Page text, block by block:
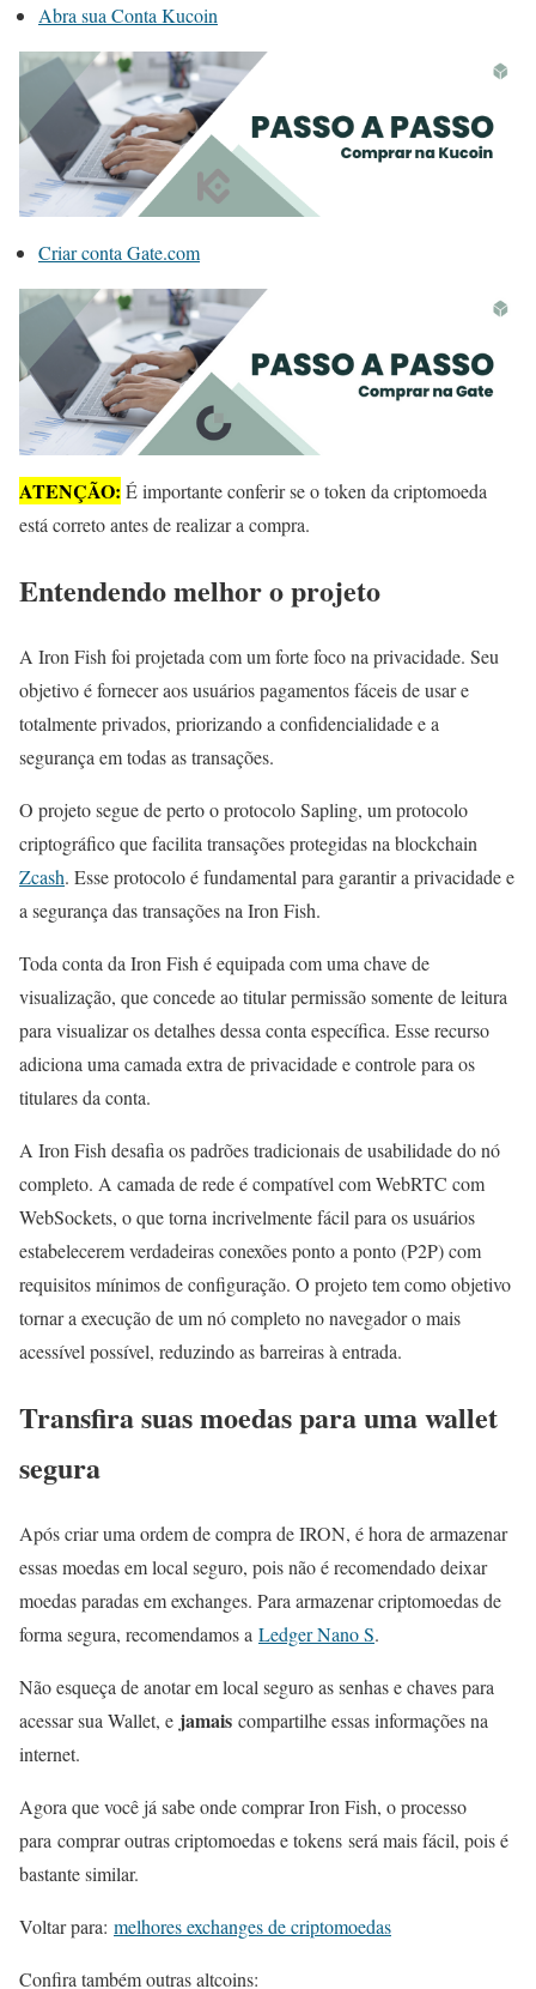
Abra sua Conta Kucoin
Criar conta Gate.com
ATENÇÃO: É importante conferir se o token da criptomoeda
está correto antes de realizar a compra.
Entendendo melhor o projeto
A Iron Fish foi projetada com um forte foco na privacidade. Seu
objetivo é fornecer aos usuários pagamentos fáceis de usar e
totalmente privados, priorizando a confidencialidade e a
segurança em todas as transações.
O projeto segue de perto o protocolo Sapling, um protocolo
criptográfico que facilita transações protegidas na blockchain
Zcash. Esse protocolo é fundamental para garantir a privacidade e
a segurança das transações na Iron Fish.
Toda conta da Iron Fish é equipada com uma chave de
visualização, que concede ao titular permissão somente de leitura
para visualizar os detalhes dessa conta específica. Esse recurso
adiciona uma camada extra de privacidade e controle para os
titulares da conta.
A Iron Fish desafia os padrões tradicionais de usabilidade do nó
completo. A camada de rede é compatível com WebRTC com
WebSockets, o que torna incrivelmente fácil para os usuários
estabelecerem verdadeiras conexões ponto a ponto (P2P) com
requisitos mínimos de configuração. O projeto tem como objetivo
tornar a execução de um nó completo no navegador o mais
acessível possível, reduzindo as barreiras à entrada.
Transfira suas moedas para uma wallet
segura
Após criar uma ordem de compra de IRON, é hora de armazenar
essas moedas em local seguro, pois não é recomendado deixar
moedas paradas em exchanges. Para armazenar criptomoedas de
forma segura, recomendamos a Ledger Nano S.
Não esqueça de anotar em local seguro as senhas e chaves para
acessar sua Wallet, e jamais compartilhe essas informações na
internet.
Agora que você já sabe onde comprar Iron Fish, o processo
para comprar outras criptomoedas e tokens será mais fácil, pois é
bastante similar.
Voltar para: melhores exchanges de criptomoedas
Confira também outras altcoins: